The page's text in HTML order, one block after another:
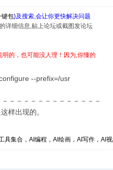
键包)及搜索,会让你更快解决问题
详细信息,贴上论坛或截图发论坛
的，也可能没人理！因为,你懂的
--prefix=/usr
－－－－－－－－－－－－－
样出现的。
集合，AI编程，AI绘画，AI写作，AI